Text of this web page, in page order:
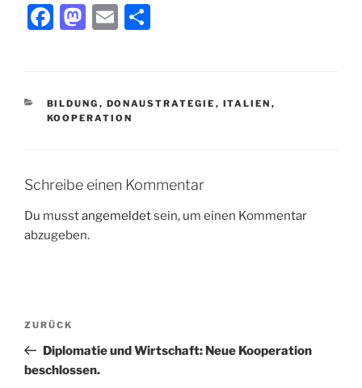
F
e
b
o
k
M
o
d
n
E
l
n
KATEGORIEN
BILDUNG , DONAUSTRATEGIE , ITALIEN ,
KOOPERATION
Schreibe einen Kommentar
Du musstangemeldetsein, um einen Kommentar
abzugeben.
Beitragsnavigation
Vorheriger
Beitrag
ZURÜCK
Diplomatie und Wirtschaft: Neue Kooperation
beschlossen.